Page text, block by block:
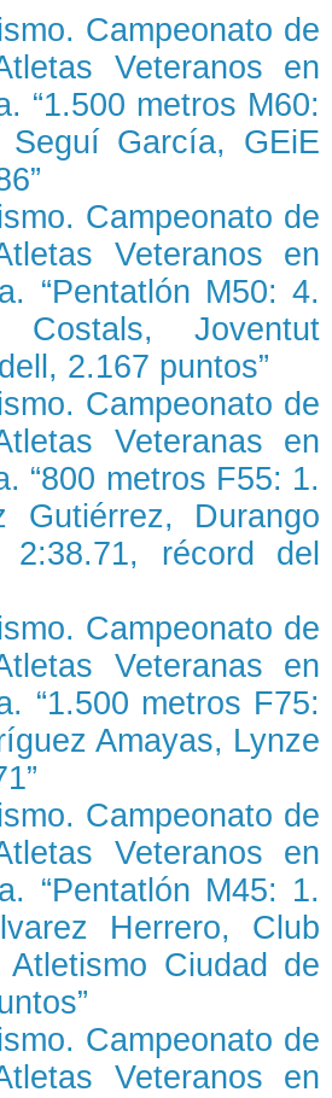
Campeonato de
Veteranos en
“1.500 metros M60:
Seguí García, GEiE
Campeonato de
Veteranos en
“Pentatlón M50: 4.
Joventut
2.167 puntos”
Campeonato de
Veteranas en
“800 metros F55: 1.
Gutiérrez, Durango
2:38.71, récord del
Campeonato de
Veteranas en
“1.500 metros F75:
Amayas, Lynze
Campeonato de
Veteranos en
“Pentatlón M45: 1.
Herrero, Club
Ciudad de
Campeonato de
Veteranos en